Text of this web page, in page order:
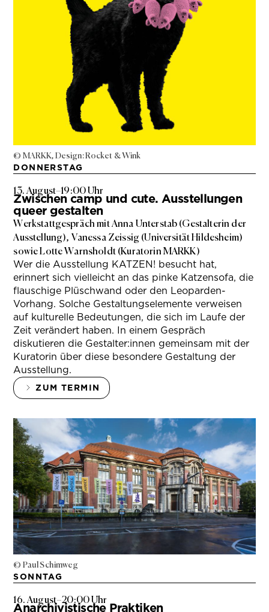
© MARKK, Design: Rocket & Wink
DONNERSTAG
13. August–19:00 Uhr
Zwischen camp und cute. Ausstellungen
queer gestalten
Werkstattgespräch mit Anna Unterstab (Gestalterin der
Ausstellung), Vanessa Zeissig (Universität Hildesheim)
sowie Lotte Warnsholdt (Kuratorin MARKK)
Wer die Ausstellung KATZEN! besucht hat,
erinnert sich vielleicht an das pinke Katzensofa, die
flauschige Plüschwand oder den Leoparden-
Vorhang. Solche Gestaltungselemente verweisen
auf kulturelle Bedeutungen, die sich im Laufe der
Zeit verändert haben. In einem Gespräch
diskutieren die Gestalter:innen gemeinsam mit der
Kuratorin über diese besondere Gestaltung der
Ausstellung.
ZUM TERMIN
© Paul Schimweg
SONNTAG
16. August–20:00 Uhr
Anarchivistische Praktiken